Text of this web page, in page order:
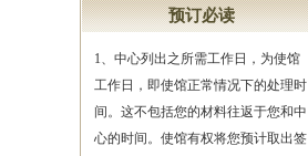
预订必读
1、中心列出之所需工作日，为使馆
工作日，即使馆正常情况下的处理时
间。这不包括您的材料往返于您和中
心的时间。使馆有权将您预计取出签